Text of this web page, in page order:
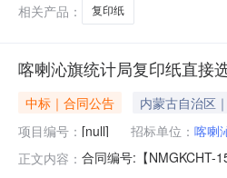
相关产品：
复印纸
喀喇沁旗统计局复印纸直接
中标｜合同公告 内蒙古自治区
项目编号： [null] 招标单位： 喀喇
正文内容： 合同编号:【NMGKCHT-